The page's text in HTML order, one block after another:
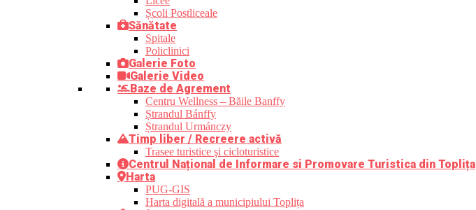
Școli Postliceale
Sănătate
Spitale
Policlinici
Galerie Foto
Galerie Video
Baze de Agrement
Centru Wellness – Băile Banffy
Ștrandul Bánffy
Ștrandul Urmánczy
Timp liber / Recreere activă
Trasee turistice şi cicloturistice
Centrul Național de Informare si Promovare Turistica din Toplița
Harta
PUG-GIS
Harta digitală a municipiului Toplița